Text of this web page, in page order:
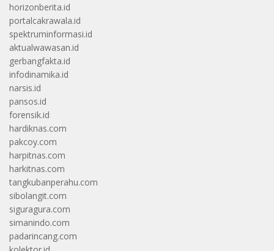
horizonberita.id
portalcakrawala.id
spektruminformasi.id
aktualwawasan.id
gerbangfakta.id
infodinamika.id
narsis.id
pansos.id
forensik.id
hardiknas.com
pakcoy.com
harpitnas.com
harkitnas.com
tangkubanperahu.com
sibolangit.com
siguragura.com
simanindo.com
padarincang.com